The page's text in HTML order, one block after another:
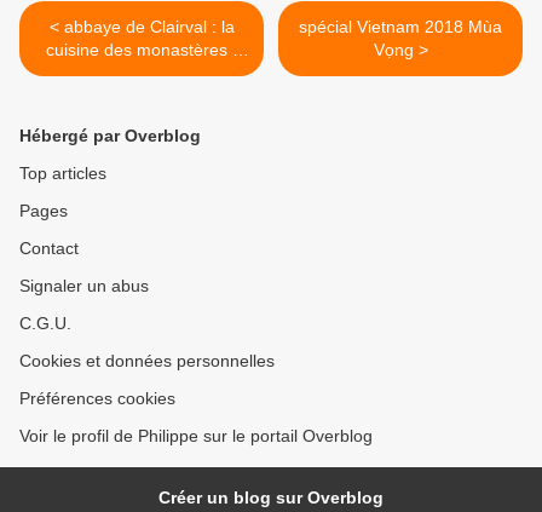
< abbaye de Clairval : la
cuisine des monastères ;
bon appétit !
spécial Vietnam 2018 Mùa
Vọng >
Hébergé par Overblog
Top articles
Pages
Contact
Signaler un abus
C.G.U.
Cookies et données personnelles
Préférences cookies
Voir le profil de Philippe sur le portail Overblog
Créer un blog sur Overblog